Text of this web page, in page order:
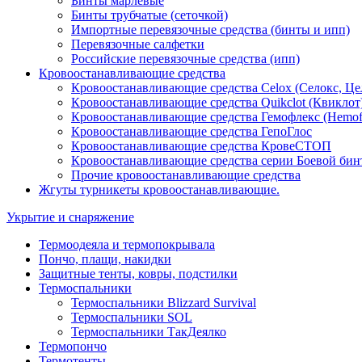
Бинты трубчатые (сеточкой)
Импортные перевязочные средства (бинты и ипп)
Перевязочные салфетки
Российские перевязочные средства (ипп)
Кровоостанавливающие средства
Кровоостанавливающие средства Celox (Селокс,
Кровоостанавливающие средства Quikclot
Кровоостанавливающие средства Гемофлекс
Кровоостанавливающие средства ГепоГлос
Кровоостанавливающие средства КровеСТОП
Кровоостанавливающие средства серии Боевой
Прочие кровоостанавливающие средства
Жгуты турникеты кровоостанавливающие.
Укрытие и снаряжение
Термоодеяла и термопокрывала
Пончо, плащи, накидки
Защитные тенты, ковры, подстилки
Термоспальники
Термоспальники Blizzard Survival
Термоспальники SOL
Термоспальники ТакДеялко
Термопончо